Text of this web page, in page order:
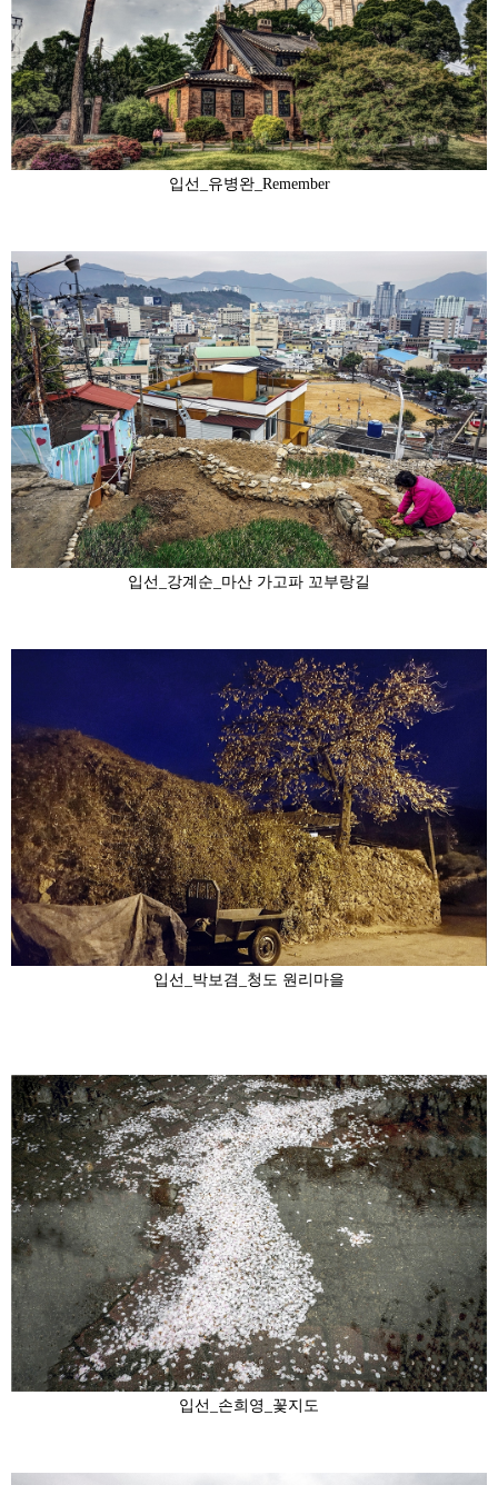
입선_유병완_Remember
입선_강계순_마산 가고파 꼬부랑길
입선_박보겸_청도 원리마을
입선_손희영_꽃지도